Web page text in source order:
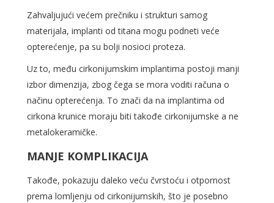
Zahvaljujući većem prečniku i strukturi samog
materijala, implanti od titana mogu podneti veće
opterećenje, pa su bolji nosioci proteza.
Uz to, među cirkonijumskim implantima postoji manji
izbor dimenzija, zbog čega se mora voditi računa o
načinu opterećenja. To znači da na implantima od
cirkona krunice moraju biti takođe cirkonijumske a ne
metalokeramičke.
MANJE KOMPLIKACIJA
Takođe, pokazuju daleko veću čvrstoću i otpornost
prema lomljenju od cirkonijumskih, što je posebno